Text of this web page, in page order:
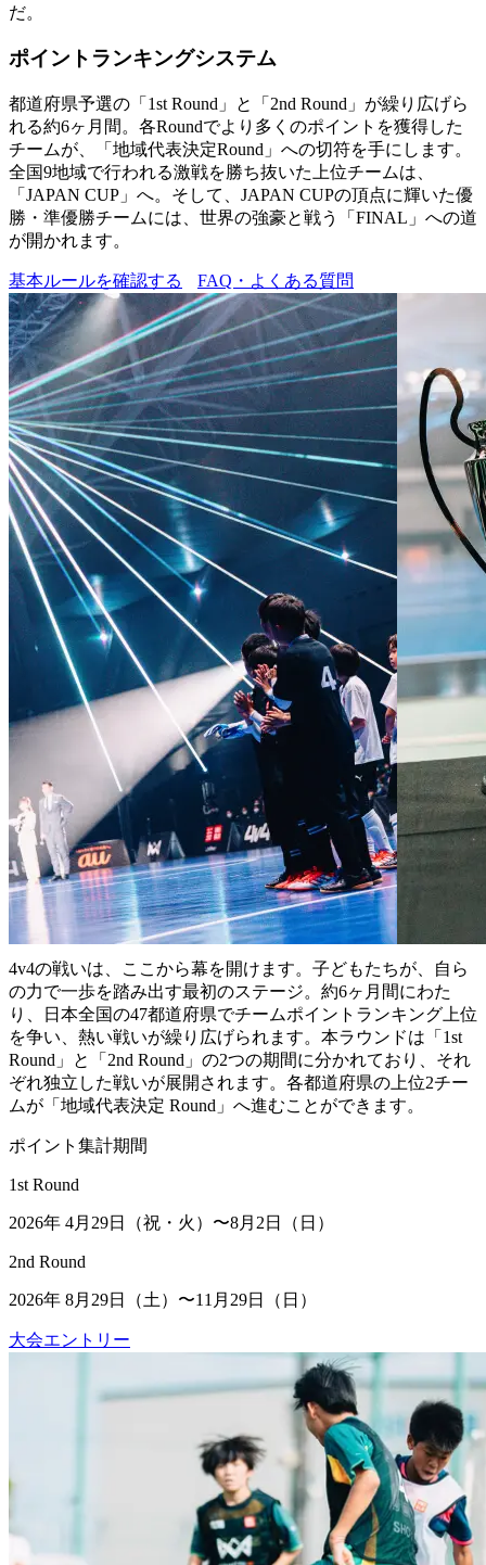
だ。
ポイントランキングシステム
都道府県予選の「1st Round」と「2nd Round」が繰り広げら
れる約6ヶ月間。各Roundでより多くのポイントを獲得した
チームが、「地域代表決定Round」への切符を手にします。
全国9地域で行われる激戦を勝ち抜いた上位チームは、
「JAPAN CUP」へ。そして、JAPAN CUPの頂点に輝いた優
勝・準優勝チームには、世界の強豪と戦う「FINAL」への道
が開かれます。
基本ルールを確認する FAQ・よくある質問
STAGE 01
都道府県予選 Round
ポイントを積み上げ、地域の頂点へ駆け上がれ ”
4v4の戦いは、ここから幕を開けます。子どもたちが、自ら
の力で一歩を踏み出す最初のステージ。約6ヶ月間にわた
り、日本全国の47都道府県でチームポイントランキング上位
を争い、熱い戦いが繰り広げられます。本ラウンドは「1st
Round」と「2nd Round」の2つの期間に分かれており、それ
ぞれ独立した戦いが展開されます。各都道府県の上位2チー
ムが「地域代表決定 Round」へ進むことができます。
ポイント集計期間
1st Round
2026年 4月29日（祝・火）〜8月2日（日）
2nd Round
2026年 8月29日（土）〜11月29日（日）
大会エントリー